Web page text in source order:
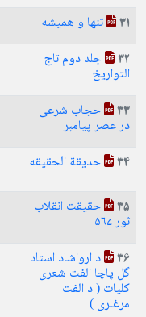
31 تنها و همیشه
32 جلد دوم تاج
التواریخ
33 ﺣﺠﺎب‬ شرعی
در عصر پیامبر
34 حدیقة الحقیقه
35 حقیقت انقلاب
ثور ۵۶۷
36 د ارواشاد استاد
گل پاچا الفت شعری
کلیات ( د الفت
مرغلری )